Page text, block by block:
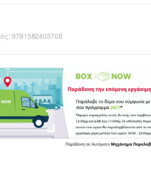
9781582403708